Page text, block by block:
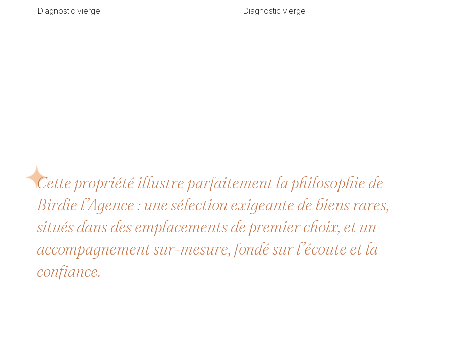
Diagnostic vierge Diagnostic vierge
Cette propriété illustre parfaitement la philosophie de
Birdie l’Agence : une sélection exigeante de biens rares,
situés dans des emplacements de premier choix, et un
accompagnement sur-mesure, fondé sur l’écoute et la
confiance.